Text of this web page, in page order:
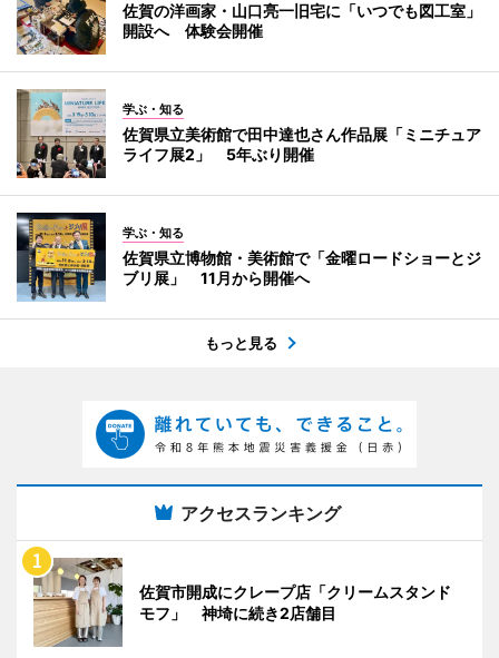
佐賀の洋画家・山口亮一旧宅に「いつでも図工室」
開設へ 体験会開催
学ぶ・知る
佐賀県立美術館で田中達也さん作品展「ミニチュア
ライフ展2」 5年ぶり開催
学ぶ・知る
佐賀県立博物館・美術館で「金曜ロードショーとジ
ブリ展」 11月から開催へ
もっと見る
アクセスランキング
佐賀市開成にクレープ店「クリームスタンド
モフ」 神埼に続き2店舗目